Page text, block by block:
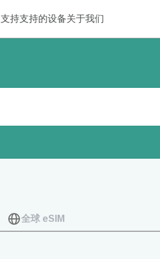
支持支持的设备关于我们
全球 eSIM